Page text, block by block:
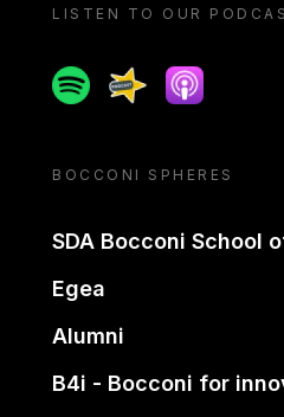
LISTEN TO OUR
SpotifySpreaker
Apple
BOCCONI SPHERES
SDA Bocconi School
Egea
Alumni
B4i - Bocconi for